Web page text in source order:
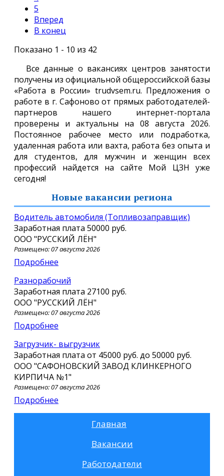
5
Вперед
В конец
Показано 1 - 10 из 42
Все данные о вакансиях центров занятости
получены из официальной общероссийской базы
«Работа в России» trudvsem.ru. Предложения о
работе в г. Сафоново от прямых работодателей-
партнеров нашего интернет-портала
проверены и актуальны на 08 августа 2026.
Постоянное рабочее место или подработка,
удаленная работа или вахта, работа без опыта и
для студентов, для мужчин и женщин всех
профессий найдется на сайте Мой ЦЗН уже
сегодня!
Новые вакансии региона
Водитель автомобиля (Топливозаправщик)
Заработная плата 50000 руб.
ООО "РУССКИЙ ЛЁН"
Размещено: 07 августа 2026
Подробнее
Разнорабочий
Заработная плата 27100 руб.
ООО "РУССКИЙ ЛЁН"
Размещено: 07 августа 2026
Подробнее
Загрузчик- выгрузчик
Заработная плата от 45000 руб. до 50000 руб.
ООО "САФОНОВСКИЙ ЗАВОД КЛИНКЕРНОГО
КИРПИЧА №1"
Размещено: 07 августа 2026
Подробнее
Главная
Вакансии
Работодатели